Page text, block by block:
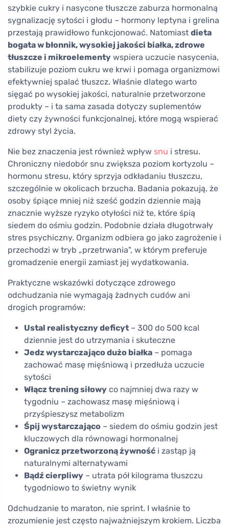
szybkie cukry i nasycone tłuszcze zaburza hormonalną
sygnalizację sytości i głodu – hormony leptyna i grelina
przestają prawidłowo funkcjonować. Natomiast dieta
bogata w błonnik, wysokiej jakości białka, zdrowe
tłuszcze i mikroelementy wspiera uczucie nasycenia,
stabilizuje poziom cukru we krwi i pomaga organizmowi
efektywniej spalać tłuszcz. Właśnie dlatego warto
sięgać po wysokiej jakości, naturalnie przetworzone
produkty – i ta sama zasada dotyczy suplementów
diety czy żywności funkcjonalnej, które mogą wspierać
zdrowy styl życia.
Nie bez znaczenia jest również wpływ snu i stresu.
Chroniczny niedobór snu zwiększa poziom kortyzolu –
hormonu stresu, który sprzyja odkładaniu tłuszczu,
szczególnie w okolicach brzucha. Badania pokazują, że
osoby śpiące mniej niż sześć godzin dziennie mają
znacznie wyższe ryzyko otyłości niż te, które śpią
siedem do ośmiu godzin. Podobnie działa długotrwały
stres psychiczny. Organizm odbiera go jako zagrożenie i
przechodzi w tryb „przetrwania", w którym preferuje
gromadzenie energii zamiast jej wydatkowania.
Praktyczne wskazówki dotyczące zdrowego
odchudzania nie wymagają żadnych cudów ani
drogich programów:
Ustal realistyczny deficyt – 300 do 500 kcal
dziennie jest do utrzymania i skuteczne
Jedz wystarczająco dużo białka – pomaga
zachować masę mięśniową i przedłuża uczucie
sytości
Włącz trening siłowy co najmniej dwa razy w
tygodniu – zachowasz masę mięśniową i
przyśpieszysz metabolizm
Śpij wystarczająco – siedem do ośmiu godzin jest
kluczowych dla równowagi hormonalnej
Ogranicz przetworzoną żywność i zastąp ją
naturalnymi alternatywami
Bądź cierpliwy – utrata pół kilograma tłuszczu
tygodniowo to świetny wynik
Odchudzanie to maraton, nie sprint. I właśnie to
zrozumienie jest często najważniejszym krokiem. Liczba